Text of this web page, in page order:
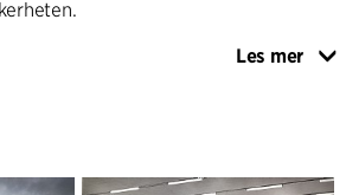
polymer som gir assosiasjoner til
seg etter årstid og tid på dagen.
slik at den enkelt kan utvides
Les mer